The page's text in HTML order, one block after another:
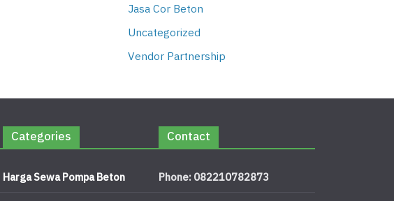
Jasa Cor Beton
Uncategorized
Vendor Partnership
Categories
Harga Sewa Pompa Beton
Contact
Phone: 082210782873